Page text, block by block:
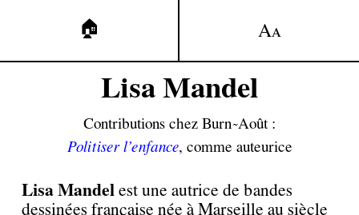
🏠 AA
Lisa Mandel
Contributions chez Burn~Août :
Politiser l’enfance, comme auteurice
Lisa Mandel est une autrice de bandes
dessinées française née à Marseille au siècle